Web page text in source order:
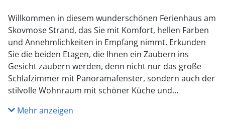
Willkommen in diesem wunderschönen Ferienhaus am
Skovmose Strand, das Sie mit Komfort, hellen Farben
und Annehmlichkeiten in Empfang nimmt. Erkunden
Sie die beiden Etagen, die Ihnen ein Zaubern ins
Gesicht zaubern werden, denn nicht nur das große
Schlafzimmer mit Panoramafenster, sondern auch der
stilvolle Wohnraum mit schöner Küche und
Kaminfeuer ein.
Mehr anzeigen